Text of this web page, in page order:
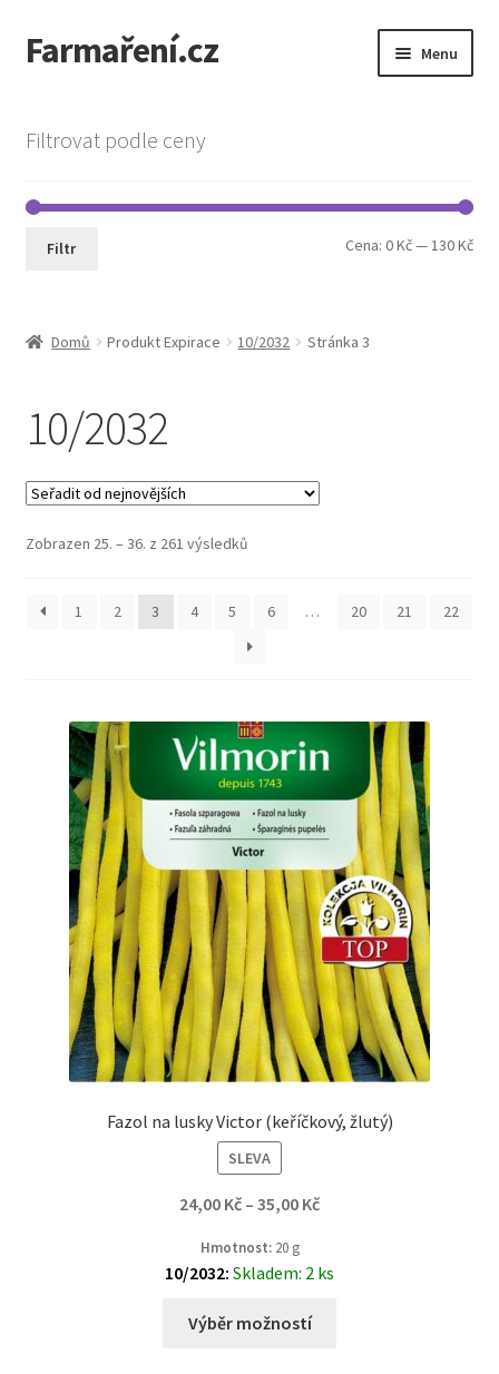
Přeskočit
na
Přejít
k
Farmaření.cz Menu
menu
Kontakt
Filtrovat podle ceny
Filtr Cena:0 Kč—130 Kč
Domů Produkt Expirace 10/2032 Stránka 3
10/2032
Zobrazen 25. – 36. z 261 výsledků
1 2 3 4 5 6 … 20 21 22
Fazol na lusky Victor (keříčkový, žlutý)
SLEVA
24,00 Kč – 35,00 Kč
Hmotnost: 20 g
10/2032: Skladem: 2 ks
Výběr možností